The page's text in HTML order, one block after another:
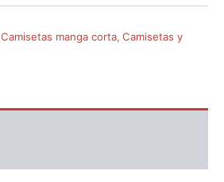
Camisetas manga corta, Camisetas y